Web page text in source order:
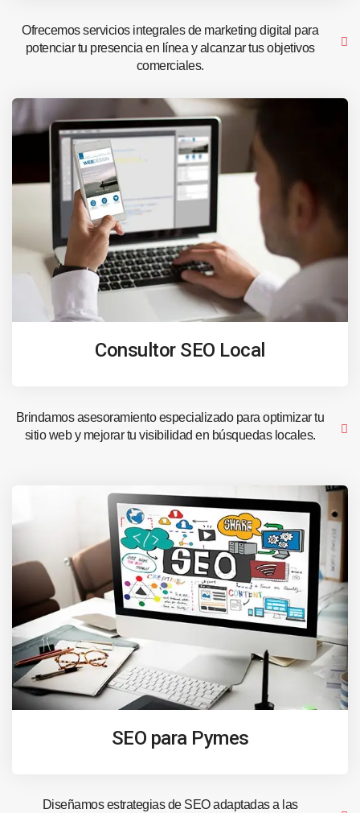
Ofrecemos servicios integrales de marketing digital para
potenciar tu presencia en línea y alcanzar tus objetivos
comerciales.
Consultor SEO Local
Brindamos asesoramiento especializado para optimizar tu
sitio web y mejorar tu visibilidad en búsquedas locales.
SEO para Pymes
Diseñamos estrategias de SEO adaptadas a las